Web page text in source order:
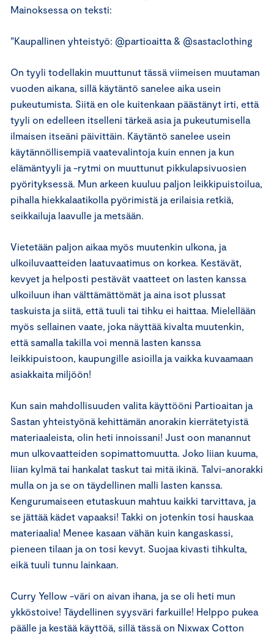
Mainoksessa on teksti:
”Kaupallinen yhteistyö: @partioaitta & @sastaclothing
On tyyli todellakin muuttunut tässä viimeisen muutaman
vuoden aikana, sillä käytäntö sanelee aika usein
pukeutumista. Siitä en ole kuitenkaan päästänyt irti, että
tyyli on edelleen itselleni tärkeä asia ja pukeutumisella
ilmaisen itseäni päivittäin. Käytäntö sanelee usein
käytännöllisempiä vaatevalintoja kuin ennen ja kun
elämäntyyli ja -rytmi on muuttunut pikkulapsivuosien
pyörityksessä. Mun arkeen kuuluu paljon leikkipuistoilua,
pihalla hiekkalaatikolla pyörimistä ja erilaisia retkiä,
seikkailuja laavulle ja metsään.
Vietetään paljon aikaa myös muutenkin ulkona, ja
ulkoiluvaatteiden laatuvaatimus on korkea. Kestävät,
kevyet ja helposti pestävät vaatteet on lasten kanssa
ulkoiluun ihan välttämättömät ja aina isot plussat
taskuista ja siitä, että tuuli tai tihku ei haittaa. Mielellään
myös sellainen vaate, joka näyttää kivalta muutenkin,
että samalla takilla voi mennä lasten kanssa
leikkipuistoon, kaupungille asioilla ja vaikka kuvaamaan
asiakkaita miljöön!
Kun sain mahdollisuuden valita käyttööni Partioaitan ja
Sastan yhteistyönä kehittämän anorakin kierrätetyistä
materiaaleista, olin heti innoissani! Just oon manannut
mun ulkovaatteiden sopimattomuutta. Joko liian kuuma,
liian kylmä tai hankalat taskut tai mitä ikinä. Talvi-anorakki
mulla on ja se on täydellinen malli lasten kanssa.
Kengurumaiseen etutaskuun mahtuu kaikki tarvittava, ja
se jättää kädet vapaaksi! Takki on jotenkin tosi hauskaa
materiaalia! Menee kasaan vähän kuin kangaskassi,
pieneen tilaan ja on tosi kevyt. Suojaa kivasti tihkulta,
eikä tuuli tunnu lainkaan.
Curry Yellow -väri on aivan ihana, ja se oli heti mun
ykköstoive! Täydellinen syysväri farkuille! Helppo pukea
päälle ja kestää käyttöä, sillä tässä on Nixwax Cotton